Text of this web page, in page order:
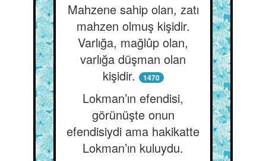
Mahzene sahip olan, zatı
mahzen olmuş kişidir.
Varlığa, mağlûp olan,
varlığa düşman olan
kişidir.
1470
Lokman’ın efendisi,
görünüşte onun
efendisiydi ama hakikatte
Lokman’ın kuluydu.